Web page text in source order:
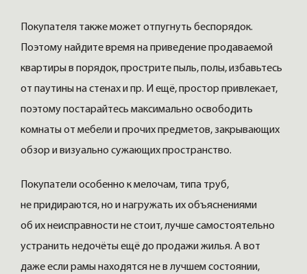
Покупателя также может отпугнуть беспорядок.
Поэтому найдите время на приведение продаваемой
квартиры в порядок, прострите пыль, полы, избавьтесь
от паутины на стенах и пр. И ещё, простор привлекает,
поэтому постарайтесь максимально освободить
комнаты от мебели и прочих предметов, закрывающих
обзор и визуально сужающих пространство.
Покупатели особенно к мелочам, типа труб,
не придираются, но и нагружать их объяснениями
об их неисправности не стоит, лучше самостоятельно
устранить недочёты ещё до продажи жилья. А вот
даже если рамы находятся не в лучшем состоянии,